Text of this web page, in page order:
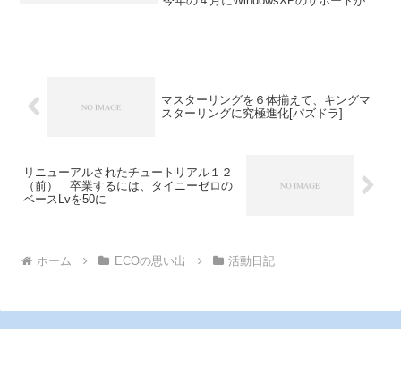
マスターリングを６体揃えて、キングマ
スターリングに究極進化[パズドラ]
リニューアルされたチュートリアル１２
（前） 卒業するには、タイニーゼロの
ベースLvを50に
ホーム ECOの思い出 活動日記